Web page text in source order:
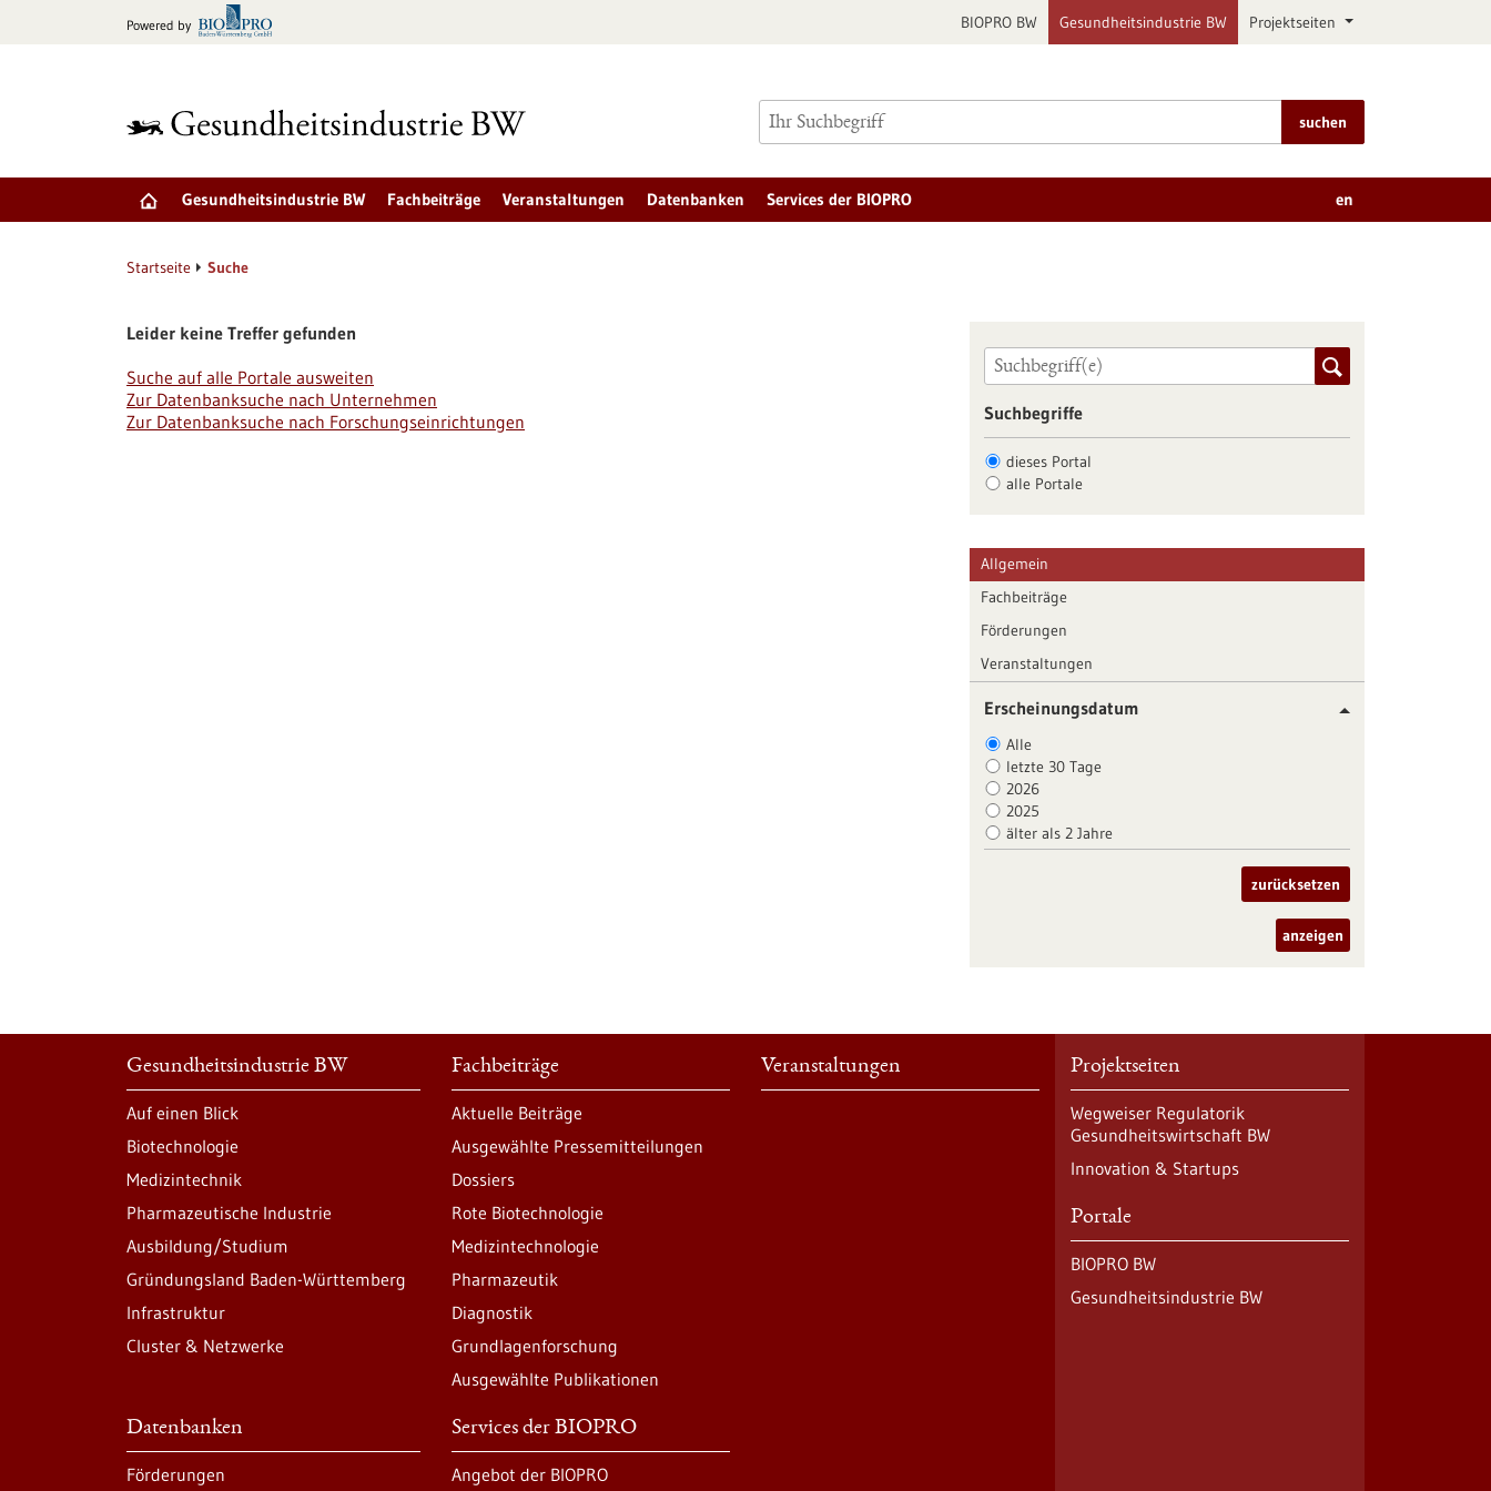
Powered by BIOPRO BW Gesundheitsindustrie BW Projektseiten
suchen
Gesundheitsindustrie BW Fachbeiträge Veranstaltungen Datenbanken Services der BIOPRO en
Startseite Suche
Leider keine Treffer gefunden
Suche auf alle Portale ausweiten
Zur Datenbanksuche nach Unternehmen
Zur Datenbanksuche nach Forschungseinrichtungen
Suchbegriffe
dieses Portal
alle Portale
Allgemein
Fachbeiträge
Förderungen
Veranstaltungen
Erscheinungsdatum
Alle
letzte 30 Tage
2026
2025
älter als 2 Jahre
zurücksetzen
anzeigen
Gesundheitsindustrie BW
Auf einen Blick
Biotechnologie
Medizintechnik
Pharmazeutische Industrie
Ausbildung/Studium
Gründungsland Baden-Württemberg
Infrastruktur
Cluster & Netzwerke
Fachbeiträge
Aktuelle Beiträge
Ausgewählte Pressemitteilungen
Dossiers
Rote Biotechnologie
Medizintechnologie
Pharmazeutik
Diagnostik
Grundlagenforschung
Ausgewählte Publikationen
Veranstaltungen
Datenbanken
Förderungen
Services der BIOPRO
Angebot der BIOPRO
Projektseiten
Wegweiser Regulatorik
Gesundheitswirtschaft BW
Innovation & Startups
Portale
BIOPRO BW
Gesundheitsindustrie BW